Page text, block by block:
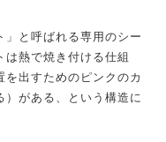
と呼ばれる専用のシー
は熱で焼き付ける仕組
出すためのピンクのカ
がある、という構造に